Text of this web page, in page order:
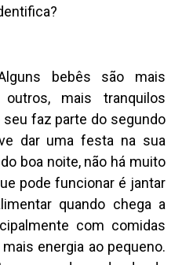
bebês são mais
outros, mais tranquilos
seu faz parte do segundo
dar uma festa na sua
boa noite, não há muito
pode funcionar é jantar
quando chega a
com comidas
energia ao pequeno.